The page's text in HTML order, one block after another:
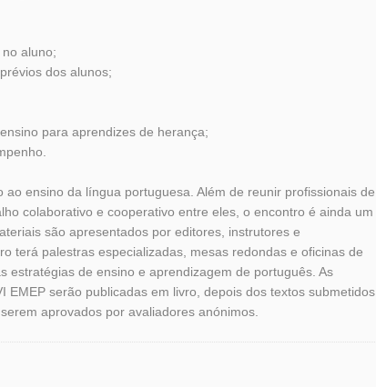
aluno;
dos alunos;
para aprendizes de herança;
ao ensino da língua portuguesa. Além de reunir profissionais de
colaborativo e cooperativo entre eles, o encontro é ainda um
são apresentados por editores, instrutores e
terá palestras especializadas, mesas redondas e oficinas de
estratégias de ensino e aprendizagem de português. As
EMEP serão publicadas em livro, depois dos textos submetidos
aprovados por avaliadores anónimos.